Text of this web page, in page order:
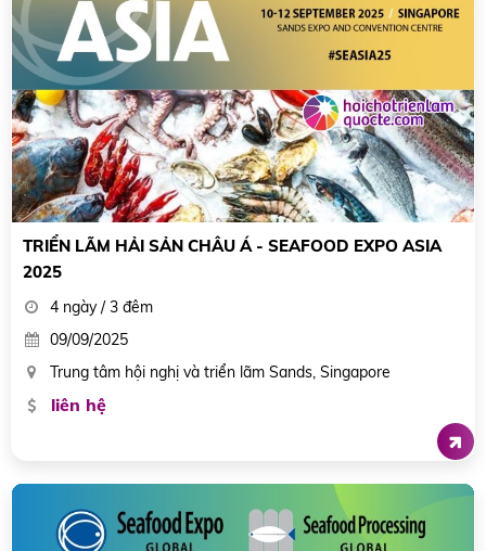
TRIỂN LÃM HẢI SẢN CHÂU Á - SEAFOOD EXPO ASIA
2025
4 ngày / 3 đêm
09/09/2025
Trung tâm hội nghị và triển lãm Sands, Singapore
liên hệ